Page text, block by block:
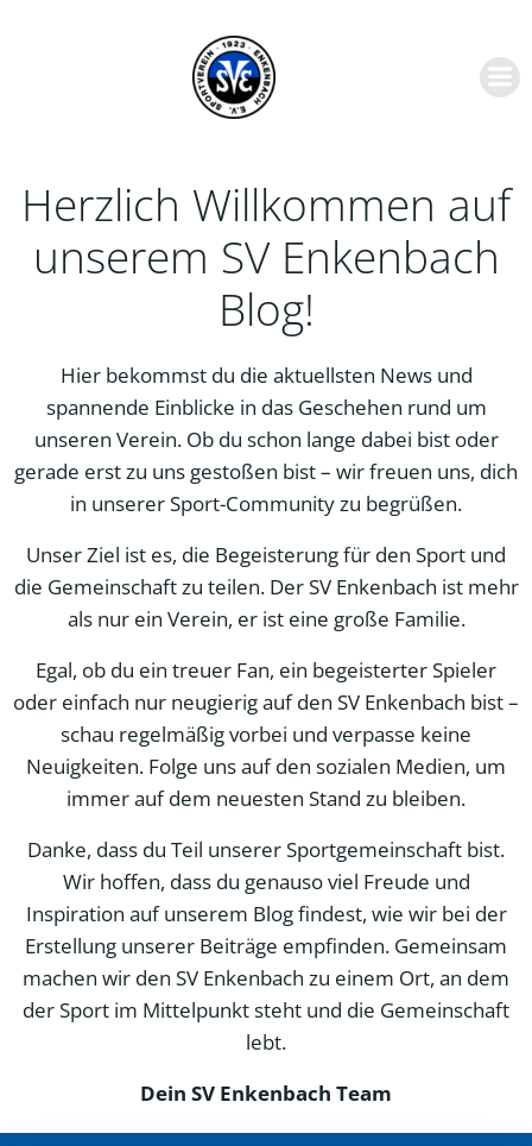
springen
Herzlich Willkommen auf
unserem SV Enkenbach
Blog!
Hier bekommst du die aktuellsten News und
spannende Einblicke in das Geschehen rund um
unseren Verein. Ob du schon lange dabei bist oder
gerade erst zu uns gestoßen bist – wir freuen uns, dich
in unserer Sport-Community zu begrüßen.
Unser Ziel ist es, die Begeisterung für den Sport und
die Gemeinschaft zu teilen. Der SV Enkenbach ist mehr
als nur ein Verein, er ist eine große Familie.
Egal, ob du ein treuer Fan, ein begeisterter Spieler
oder einfach nur neugierig auf den SV Enkenbach bist –
schau regelmäßig vorbei und verpasse keine
Neuigkeiten. Folge uns auf den sozialen Medien, um
immer auf dem neuesten Stand zu bleiben.
Danke, dass du Teil unserer Sportgemeinschaft bist.
Wir hoffen, dass du genauso viel Freude und
Inspiration auf unserem Blog findest, wie wir bei der
Erstellung unserer Beiträge empfinden. Gemeinsam
machen wir den SV Enkenbach zu einem Ort, an dem
der Sport im Mittelpunkt steht und die Gemeinschaft
lebt.
Dein SV Enkenbach Team